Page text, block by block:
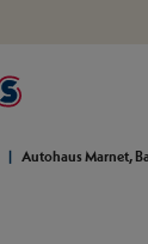
Autohaus Marnet,